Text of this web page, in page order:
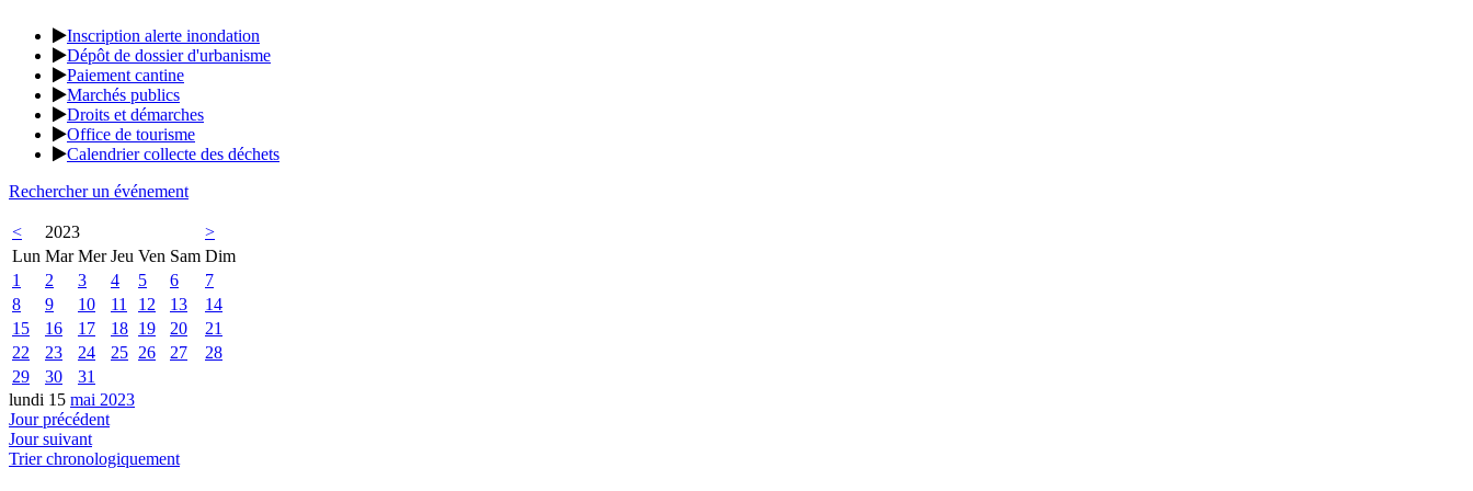
Inscription alerte inondation
Dépôt de dossier d'urbanisme
Paiement cantine
Marchés publics
Droits et démarches
Office de tourisme
Calendrier collecte des déchets
Rechercher un événement
< 2023
>
Lun Mar Mer Jeu Ven Sam Dim
1
2 3 4 5 6
7
8
9 10 11 12 13
14
15
16 17 18 19 20
21
22
23 24 25 26 27
28
29
30
31
lundi 15 mai 2023
Jour précédent
Jour suivant
Trier chronologiquement